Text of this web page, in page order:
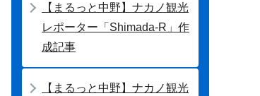
【まるっと中野】ナカノ観光
レポーター「Shimada-R」作
成記事
【まるっと中野】ナカノ観光